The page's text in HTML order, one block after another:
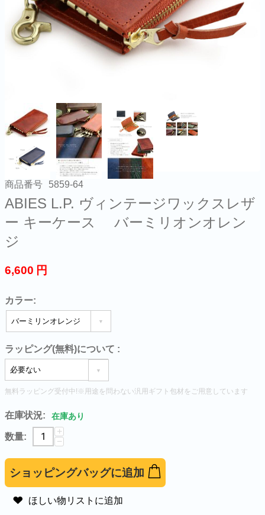
商品番号 5859-64
ABIES L.P. ヴィンテージワックスレザ
ー キーケース バーミリオンオレン
ジ
6,600 円
カラー:
ラッピング(無料)について :
無料ラッピング受付中!※用途を問わない汎用ギフト包材をご用意しています
在庫状況: 在庫あり
数量:
+
−
ショッピングバッグに追加
ほしい物リストに追加